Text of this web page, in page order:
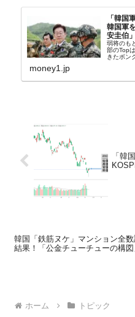
「韓国
韓国軍
安圭伯」
弱将のも
部のTop
きたボン
す。↑経
さんと
money1.jp
「韓
韓国「鉄筋ヌケ」マンション全
結果！「公金チューチューの構図
ホーム トピック